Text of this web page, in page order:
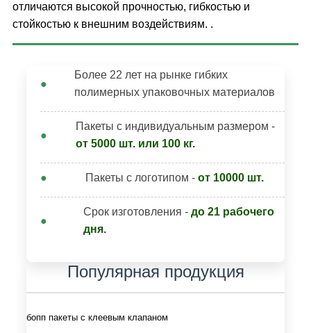
отличаются высокой прочностью, гибкостью и
стойкостью к внешним воздействиям. .
Более 22 лет на рынке гибких
полимерных упаковочных материалов
Пакеты с индивидуальным размером -
от 5000 шт. или 100 кг.
Пакеты с логотипом - от 10000 шт.
Срок изготовления -до 21 рабочего
дня.
Популярная продукция
бопп пакеты с клеевым клапаном